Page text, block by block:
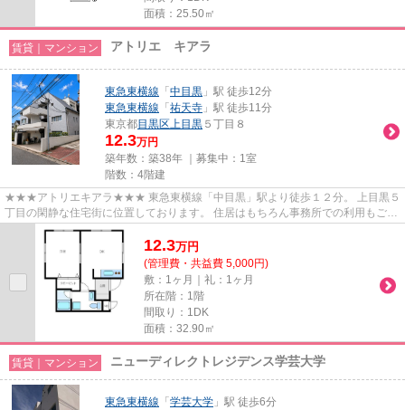
面積：25.50㎡
賃貸｜マンション アトリエ キアラ
東急東横線 「 中目黒 」駅 徒歩12分
東急東横線 「 祐天寺 」駅 徒歩11分
東京都目黒区上目黒 ５丁目８
12.3万円
築年数：築38年 ｜募集中： 1室
階数：4階建
★★★アトリエキアラ★★★ 東急東横線「中目黒」駅より徒歩１２分。 上目黒５
丁目の閑静な住宅街に位置しております。 住居はもちろん事務所での利用もご相
談可能です。
12.3万円
(管理費・共益費 5,000円)
敷：1ヶ月｜礼：1ヶ月
所在階：1階
間取り：1DK
面積：32.90㎡
賃貸｜マンション ニューディレクトレジデンス学芸大学
東急東横線 「 学芸大学 」駅 徒歩6分